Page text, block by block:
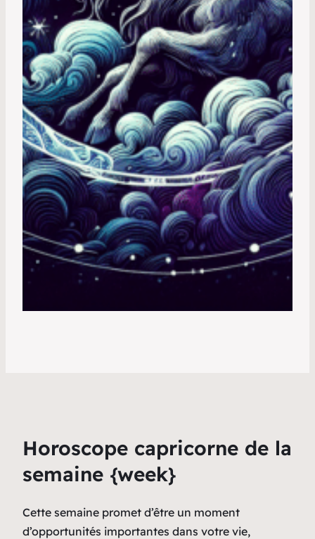
Horoscope capricorne de la
semaine {week}
Cette semaine promet d’être un moment
d’opportunités importantes dans votre vie,